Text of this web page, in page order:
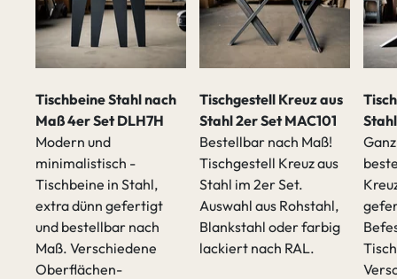
Tischbeine Stahl nach
Maß 4er Set DLH7H
Modern und
minimalistisch -
Tischbeine in Stahl,
extra dünn gefertigt
und bestellbar nach
Maß. Verschiedene
Oberflächen-
Tischgestell Kreuz aus
Stahl 2er Set MAC101
Bestellbar nach Maß!
Tischgestell Kreuz aus
Stahl im 2er Set.
Auswahl aus Rohstahl,
Blankstahl oder farbig
lackiert nach RAL.